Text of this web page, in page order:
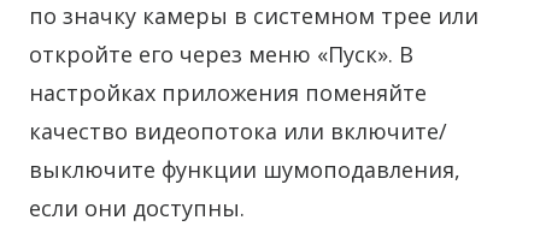
по значку камеры в системном трее или
откройте его через меню «Пуск». В
настройках приложения поменяйте
качество видеопотока или включите/
выключите функции шумоподавления,
если они доступны.